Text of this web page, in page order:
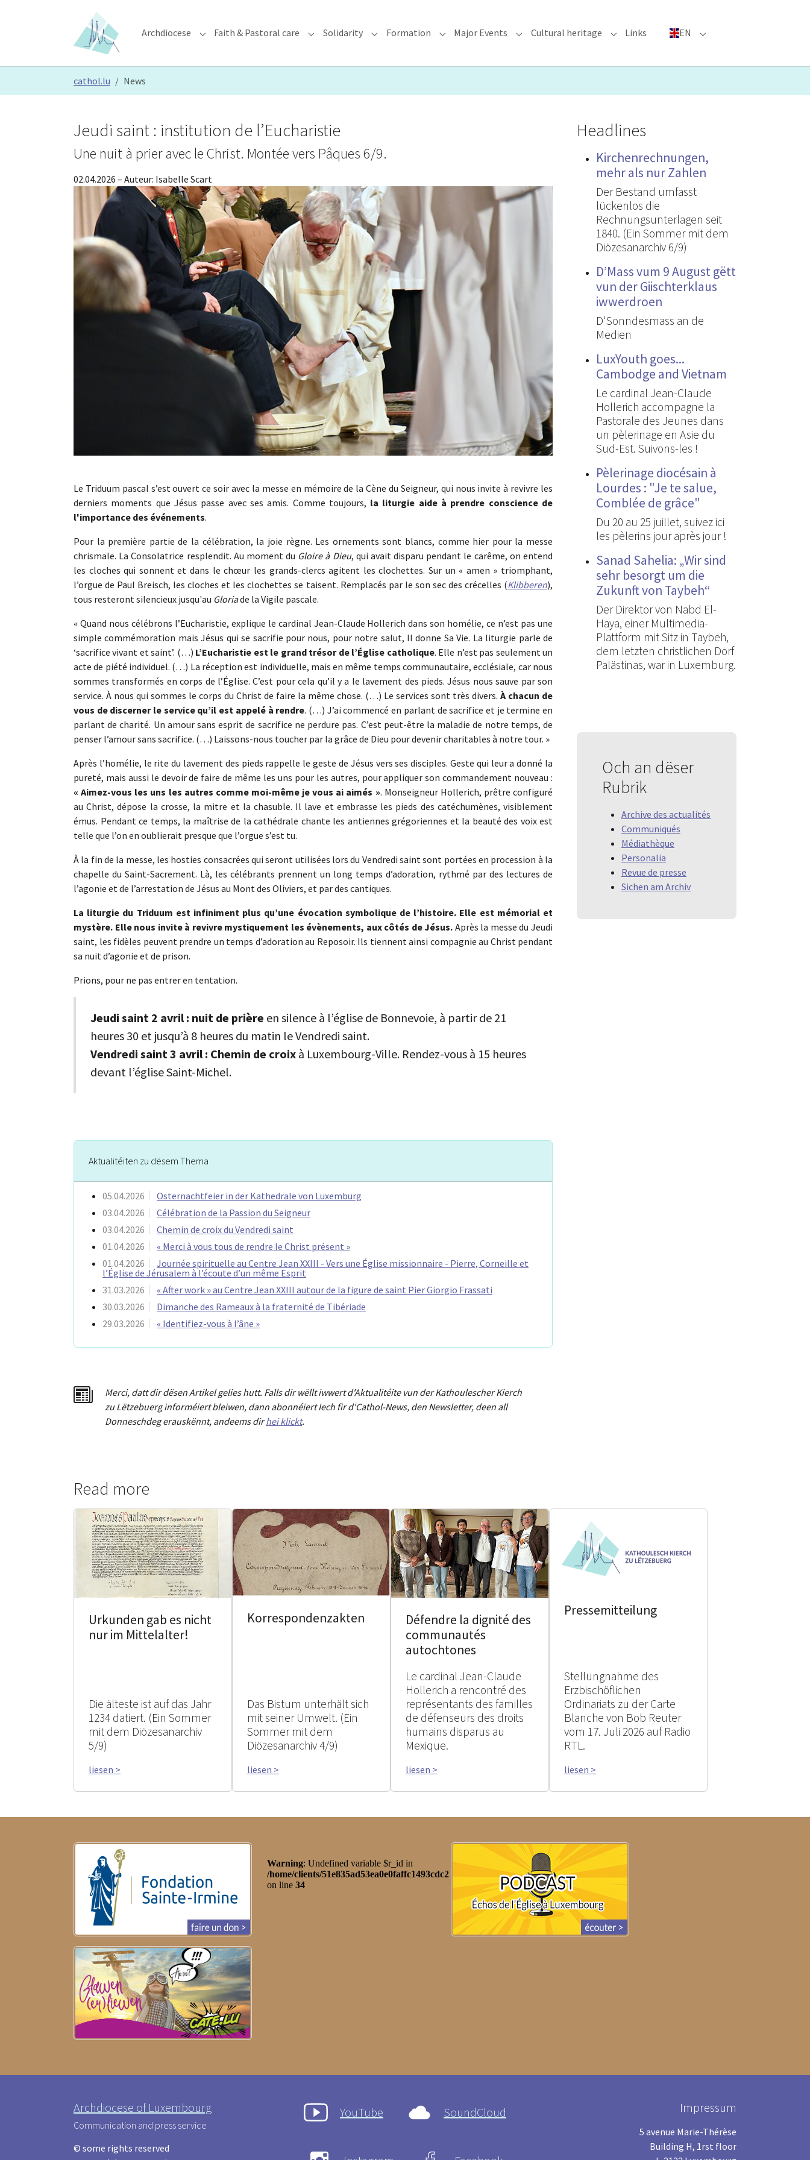
Archdiocese Submenu for "Archdiocese"
Faith & Pastoral care Submenu for "Faith & Pastoral care"
Solidarity Submenu for "Solidarity"
Formation Submenu for "Formation"
Major Events Submenu for "Major Events"
Cultural heritage Submenu for "Cultural heritage"
Links EN Submenu for "EN"
cathol.lu News
Jeudi saint : institution de l’Eucharistie
Une nuit à prier avec le Christ. Montée vers Pâques 6/9.
02.04.2026 – Auteur: Isabelle Scart
Le Triduum pascal s’est ouvert ce soir avec la messe en mémoire de la Cène du Seigneur, qui nous invite à revivre les
derniers moments que Jésus passe avec ses amis. Comme toujours, la liturgie aide à prendre conscience de
l'importance des événements.
Pour la première partie de la célébration, la joie règne. Les ornements sont blancs, comme hier pour la messe
chrismale. La Consolatrice resplendit. Au moment du Gloire à Dieu, qui avait disparu pendant le carême, on entend
les cloches qui sonnent et dans le chœur les grands-clercs agitent les clochettes. Sur un « amen » triomphant,
l’orgue de Paul Breisch, les cloches et les clochettes se taisent. Remplacés par le son sec des crécelles (Klibberen),
tous resteront silencieux jusqu'au Gloriade la Vigile pascale.
« Quand nous célébrons l’Eucharistie, explique le cardinal Jean-Claude Hollerich dans son homélie, ce n’est pas une
simple commémoration mais Jésus qui se sacrifie pour nous, pour notre salut, Il donne Sa Vie. La liturgie parle de
‘sacrifice vivant et saint’. (…) L’Eucharistie est le grand trésor de l’Église catholique. Elle n’est pas seulement un
acte de piété individuel. (…) La réception est individuelle, mais en même temps communautaire, ecclésiale, car nous
sommes transformés en corps de l’Église. C’est pour cela qu’il y a le lavement des pieds. Jésus nous sauve par son
service. À nous qui sommes le corps du Christ de faire la même chose. (…) Le services sont très divers. À chacun de
vous de discerner le service qu’il est appelé à rendre. (…) J’ai commencé en parlant de sacrifice et je termine en
parlant de charité. Un amour sans esprit de sacrifice ne perdure pas. C’est peut-être la maladie de notre temps, de
penser l’amour sans sacrifice. (…) Laissons-nous toucher par la grâce de Dieu pour devenir charitables à notre tour. »
Après l’homélie, le rite du lavement des pieds rappelle le geste de Jésus vers ses disciples. Geste qui leur a donné la
pureté, mais aussi le devoir de faire de même les uns pour les autres, pour appliquer son commandement nouveau :
« Aimez-vous les uns les autres comme moi-même je vous ai aimés ». Monseigneur Hollerich, prêtre configuré
au Christ, dépose la crosse, la mitre et la chasuble. Il lave et embrasse les pieds des catéchumènes, visiblement
émus. Pendant ce temps, la maîtrise de la cathédrale chante les antiennes grégoriennes et la beauté des voix est
telle que l’on en oublierait presque que l’orgue s’est tu.
À la fin de la messe, les hosties consacrées qui seront utilisées lors du Vendredi saint sont portées en procession à la
chapelle du Saint-Sacrement. Là, les célébrants prennent un long temps d’adoration, rythmé par des lectures de
l’agonie et de l’arrestation de Jésus au Mont des Oliviers, et par des cantiques.
La liturgie du Triduum est infiniment plus qu’une évocation symbolique de l’histoire. Elle est mémorial et
mystère. Elle nous invite à revivre mystiquement les évènements, aux côtés de Jésus. Après la messe du Jeudi
saint, les fidèles peuvent prendre un temps d’adoration au Reposoir. Ils tiennent ainsi compagnie au Christ pendant
sa nuit d’agonie et de prison.
Prions, pour ne pas entrer en tentation.
Jeudi saint 2 avril : nuit de prière en silence à l’église de Bonnevoie, à partir de 21
heures 30 et jusqu’à 8 heures du matin le Vendredi saint.
Vendredi saint 3 avril : Chemin de croix à Luxembourg-Ville. Rendez-vous à 15 heures
devant l’église Saint-Michel.
Aktualitéiten zu dësem Thema
05.04.2026
Osternachtfeier in der Kathedrale von Luxemburg
03.04.2026
Célébration de la Passion du Seigneur
03.04.2026
Chemin de croix du Vendredi saint
01.04.2026
« Merci à vous tous de rendre le Christ présent »
01.04.2026
Journée spirituelle au Centre Jean XXIII - Vers une Église missionnaire - Pierre, Corneille et
l’Église de Jérusalem à l’écoute d’un même Esprit
31.03.2026
« After work » au Centre Jean XXIII autour de la figure de saint Pier Giorgio Frassati
30.03.2026
Dimanche des Rameaux à la fraternité de Tibériade
29.03.2026
« Identifiez-vous à l’âne »
Merci, dattdir dësen Artikel gelies hutt. Falls dir wëllt iwwert d'Aktualitéite vun der Kathoulescher Kierch
zu Lëtzebuerg informéiert bleiwen, dann abonnéiert Iech fir d'Cathol-News, den Newsletter, deen all
Donneschdeg erauskënnt, andeems dirhei klickt.
Headlines
Kirchenrechnungen,
mehr als nur Zahlen
Der Bestand umfasst
lückenlos die
Rechnungsunterlagen seit
1840. (Ein Sommer mit dem
Diözesanarchiv 6/9)
D’Mass vum 9 August gëtt
vun der Giischterklaus
iwwerdroen
D'Sonndesmass an de
Medien
LuxYouth goes...
Cambodge and Vietnam
Le cardinal Jean-Claude
Hollerich accompagne la
Pastorale des Jeunes dans
un pèlerinage en Asie du
Sud-Est. Suivons-les !
Pèlerinage diocésain à
Lourdes : "Je te salue,
Comblée de grâce"
Du 20 au 25 juillet, suivez ici
les pèlerins jour après jour !
Sanad Sahelia: „Wir sind
sehr besorgt um die
Zukunft von Taybeh“
Der Direktor von Nabd El-
Haya, einer Multimedia-
Plattform mit Sitz in Taybeh,
dem letzten christlichen Dorf
Palästinas, war in Luxemburg.
Och an dëser
Rubrik
Archive des actualités
Communiqués
Médiathèque
Personalia
Revue de presse
Sichen am Archiv
Read more
Urkunden gab es nicht
nur im Mittelalter!
Die älteste ist auf das Jahr
1234 datiert. (Ein Sommer
mit dem Diözesanarchiv
5/9)
liesen >
Korrespondenzakten
Das Bistum unterhält sich
mit seiner Umwelt. (Ein
Sommer mit dem
Diözesanarchiv 4/9)
liesen >
Défendre la dignité des
communautés
autochtones
Le cardinal Jean-Claude
Hollerich a rencontré des
représentants des familles
de défenseurs des droits
humains disparus au
Mexique.
liesen >
Pressemitteilung
Stellungnahme des
Erzbischöflichen
Ordinariats zu der Carte
Blanche von Bob Reuter
vom 17. Juli 2026 auf Radio
RTL.
liesen >
Archdiocese of Luxembourg
Communication and press service
© some rights reserved
YouTube SoundCloud Impressum
5 avenue Marie-Thérèse
Building H, 1rst floor